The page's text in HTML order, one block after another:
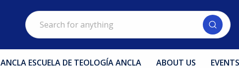
Search
ANCLA ESCUELA DE TEOLOGÍA ANCLA ABOUT US EVENTS